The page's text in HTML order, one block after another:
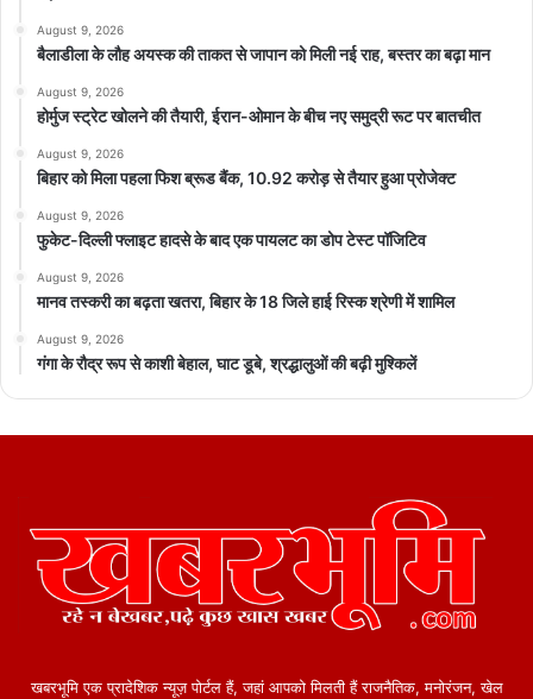
August 9, 2026
बैलाडीला के लौह अयस्क की ताकत से जापान को मिली नई राह, बस्तर का बढ़ा मान
August 9, 2026
होर्मुज स्ट्रेट खोलने की तैयारी, ईरान-ओमान के बीच नए समुद्री रूट पर बातचीत
August 9, 2026
बिहार को मिला पहला फिश ब्रूड बैंक, 10.92 करोड़ से तैयार हुआ प्रोजेक्ट
August 9, 2026
फुकेट-दिल्ली फ्लाइट हादसे के बाद एक पायलट का डोप टेस्ट पॉजिटिव
August 9, 2026
मानव तस्करी का बढ़ता खतरा, बिहार के 18 जिले हाई रिस्क श्रेणी में शामिल
August 9, 2026
गंगा के रौद्र रूप से काशी बेहाल, घाट डूबे, श्रद्धालुओं की बढ़ी मुश्किलें
खबरभूमि एक प्रादेशिक न्यूज़ पोर्टल हैं, जहां आपको मिलती हैं राजनैतिक, मनोरंजन, खेल